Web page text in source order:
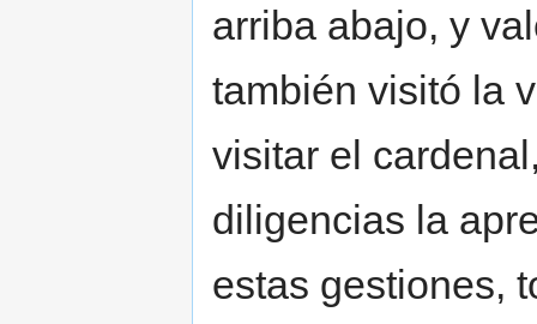
arriba abajo, y
también visitó la
visitar el
diligencias la
estas gestiones,